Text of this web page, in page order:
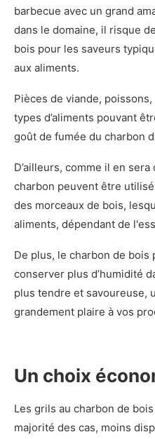
barbecue avec un grand
dans le domaine, il risque
bois pour les saveurs
aux aliments.
Pièces de viande,
types d’aliments pouvant
goût de fumée du charbon
D’ailleurs, comme il en
charbon peuvent être
des morceaux de bois,
aliments, dépendant de
De plus, le charbon de
conserver plus d’humidité
plus tendre et savoureuse,
grandement plaire à vos
Un choix
Les grils au charbon de
majorité des cas, moins